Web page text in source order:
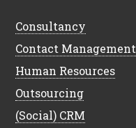
Consultancy
Contact Management
Human Resources
Outsourcing
(Social) CRM